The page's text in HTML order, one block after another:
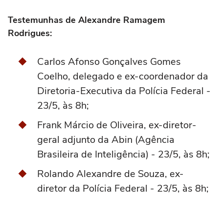
Testemunhas de Alexandre Ramagem
Rodrigues:
Carlos Afonso Gonçalves Gomes
Coelho, delegado e ex-coordenador da
Diretoria-Executiva da Polícia Federal -
23/5, às 8h;
Frank Márcio de Oliveira, ex-diretor-
geral adjunto da Abin (Agência
Brasileira de Inteligência) - 23/5, às 8h;
Rolando Alexandre de Souza, ex-
diretor da Polícia Federal - 23/5, às 8h;